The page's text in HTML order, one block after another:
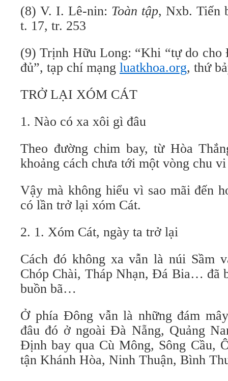
(8) V. I. Lê-nin: Toàn tập, Nxb. Tiến
t. 17, tr. 253
(9) Trịnh Hữu Long: “Khi “tự do cho
đủ”, tạp chí mạng luatkhoa.org, thứ
TRỞ LẠI XÓM CÁT
1. Nào có xa xôi gì đâu
Theo đường chim bay, từ Hòa
khoảng cách chưa tới một vòng chu
Vậy mà không hiểu vì sao mãi đến
có lần trở lại xóm Cát.
2. 1. Xóm Cát, ngày ta trở lại
Cách đó không xa vẫn là núi Sầm
Chóp Chài, Tháp Nhạn, Đá Bia… đã
buồn bã…
Ở phía Đông vẫn là những đám
đâu đó ở ngoài Đà Nẵng, Quảng
Định bay qua Cù Mông, Sông Cầu,
tận Khánh Hòa, Ninh Thuận, Bình